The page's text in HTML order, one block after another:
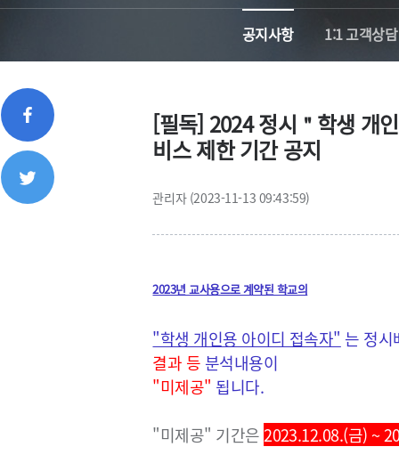
공지사항 1:1 고객상담
[필독] 2024 정시＂학생 개
비스 제한 기간 공지
관리자 (2023-11-13 09:43:59)
2023년 교사용으로 계약된 학교의
"학생 개인용 아이디 접속자" 는 정
결과 등 분석내용이
"미제공" 됩니다.
"미제공" 기간은 2023.12.08.(금) ~